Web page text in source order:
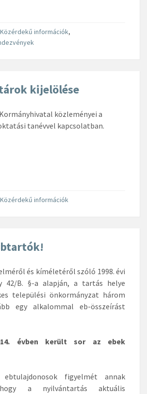
Közérdekű információk,
kijelölése
közleményei a
tanévvel kapcsolatban.
Közérdekű információk
és kíméletéről szóló 1998. évi
42/B. §-a alapján, a tartás helye
települési önkormányzat három
egy alkalommal eb-összeírást
évben került sor az ebek
figyelmét annak
hogy a nyilvántartás aktuális